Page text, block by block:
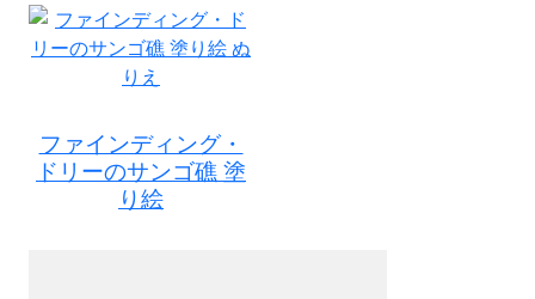
ファインディング・
ドリーのサンゴ礁 塗
り絵